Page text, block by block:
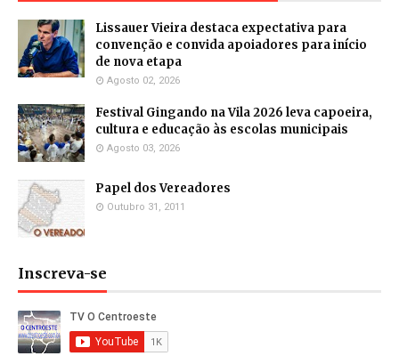
Lissauer Vieira destaca expectativa para
convenção e convida apoiadores para início
de nova etapa
Agosto 02, 2026
Festival Gingando na Vila 2026 leva capoeira,
cultura e educação às escolas municipais
Agosto 03, 2026
Papel dos Vereadores
Outubro 31, 2011
Inscreva-se